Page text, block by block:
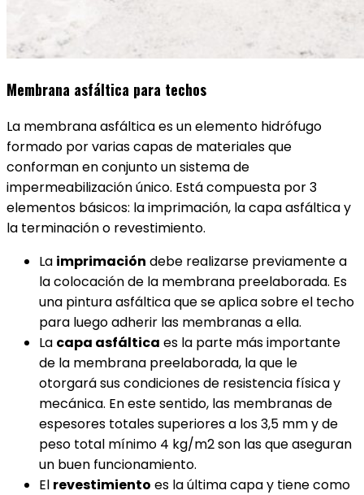
Membrana asfáltica para techos
La membrana asfáltica es un elemento hidrófugo
formado por varias capas de materiales que
conforman en conjunto un sistema de
impermeabilización único. Está compuesta por 3
elementos básicos: la imprimación, la capa asfáltica y
la terminación o revestimiento.
La imprimación debe realizarse previamente a
la colocación de la membrana preelaborada. Es
una pintura asfáltica que se aplica sobre el techo
para luego adherir las membranas a ella.
La capa asfáltica es la parte más importante
de la membrana preelaborada, la que le
otorgará sus condiciones de resistencia física y
mecánica. En este sentido, las membranas de
espesores totales superiores a los 3,5 mm y de
peso total mínimo 4 kg/m2 son las que aseguran
un buen funcionamiento.
El revestimiento es la última capa y tiene como